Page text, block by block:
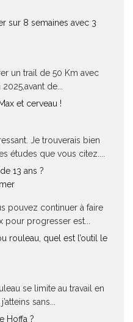
sur 8 semaines avec 3
un trail de 50 Km avec
de...
et cerveau !
Je trouverais bien
études que vous citez....
13 ans ?
pouvez continuer à faire
progresser est...
rouleau, quel est l’outil le
se limite au travail en
sans...
Hoffa ?